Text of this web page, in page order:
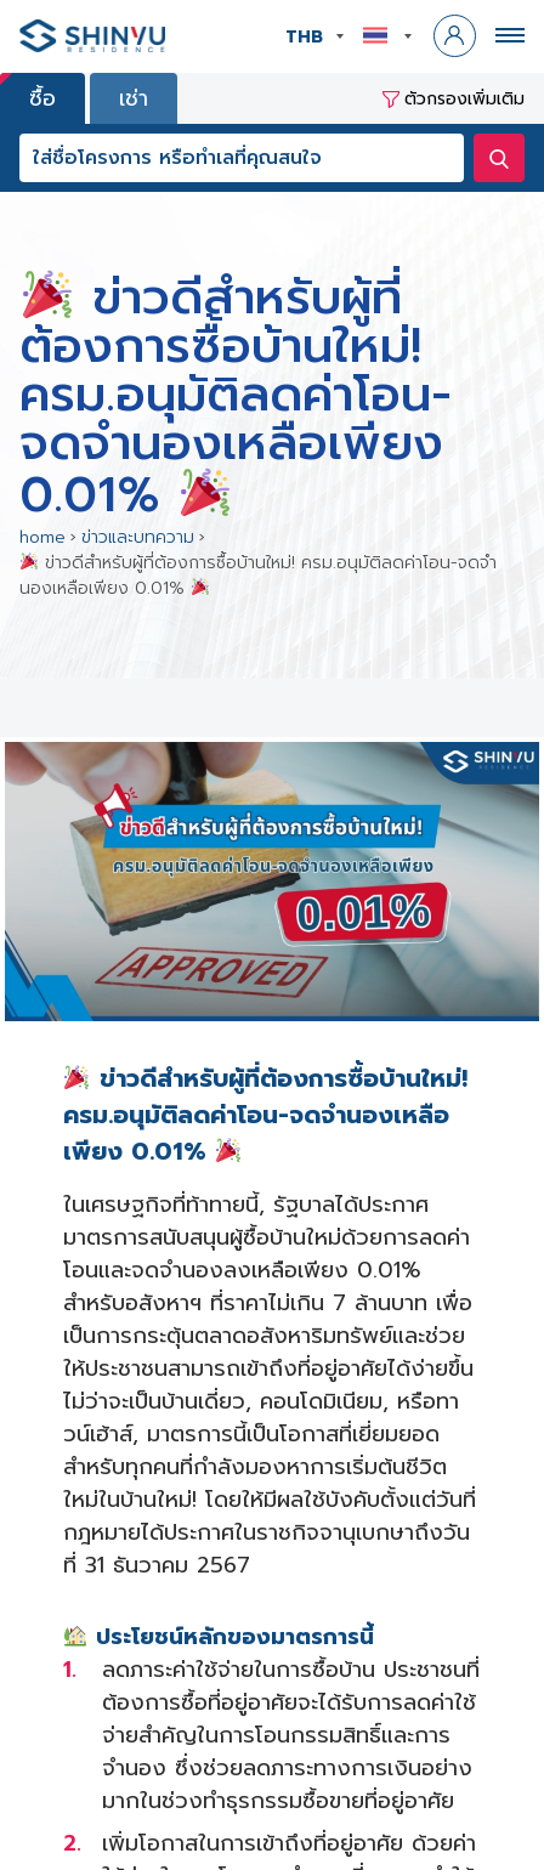
THB
ซื้อ เช่า ตัวกรองเพิ่มเติม
ข่าวดีสำหรับผู้ที่
ต้องการซื้อบ้านใหม่!
ครม.อนุมัติลดค่าโอน-
จดจำนองเหลือเพียง
0.01%
home › ข่าวและบทความ ›
ข่าวดีสำหรับผู้ที่ต้องการซื้อบ้านใหม่! ครม.อนุมัติลดค่าโอน-จดจำ
นองเหลือเพียง 0.01%
ข่าวดีสำหรับผู้ที่ต้องการซื้อบ้านใหม่!
ครม.อนุมัติลดค่าโอน-จดจำนองเหลือ
เพียง 0.01%
ในเศรษฐกิจที่ท้าทายนี้, รัฐบาลได้ประกาศ
มาตรการสนับสนุนผู้ซื้อบ้านใหม่ด้วยการลดค่า
โอนและจดจำนองลงเหลือเพียง 0.01%
สำหรับอสังหาฯ ที่ราคาไม่เกิน 7 ล้านบาท เพื่อ
เป็นการกระตุ้นตลาดอสังหาริมทรัพย์และช่วย
ให้ประชาชนสามารถเข้าถึงที่อยู่อาศัยได้ง่ายขึ้น
ไม่ว่าจะเป็นบ้านเดี่ยว, คอนโดมิเนียม, หรือทา
วน์เฮ้าส์, มาตรการนี้เป็นโอกาสที่เยี่ยมยอด
สำหรับทุกคนที่กำลังมองหาการเริ่มต้นชีวิต
ใหม่ในบ้านใหม่! โดยให้มีผลใช้บังคับตั้งแต่วันที่
กฎหมายได้ประกาศในราชกิจจานุเบกษาถึงวัน
ที่ 31 ธันวาคม 2567
ประโยชน์หลักของมาตรการนี้
ลดภาระค่าใช้จ่ายในการซื้อบ้าน ประชาชนที่
ต้องการซื้อที่อยู่อาศัยจะได้รับการลดค่าใช้
จ่ายสำคัญในการโอนกรรมสิทธิ์และการ
จำนอง ซึ่งช่วยลดภาระทางการเงินอย่าง
มากในช่วงทำธุรกรรมซื้อขายที่อยู่อาศัย
เพิ่มโอกาสในการเข้าถึงที่อยู่อาศัย ด้วยค่า